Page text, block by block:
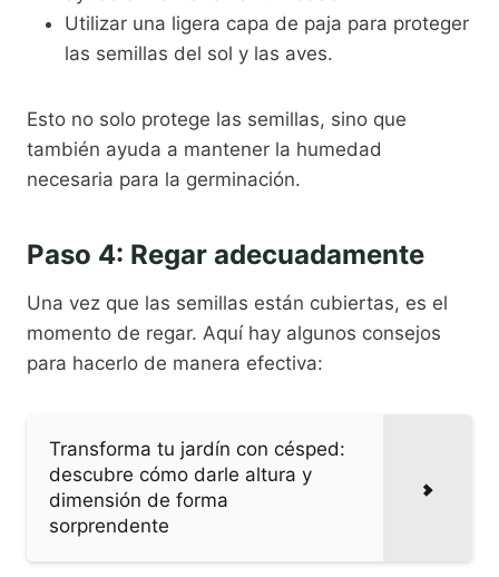
Utilizar una ligera capa de paja para proteger
las semillas del sol y las aves.
Esto no solo protege las semillas, sino que
también ayuda a mantener la humedad
necesaria para la germinación.
Paso 4: Regar adecuadamente
Una vez que las semillas están cubiertas, es el
momento de regar. Aquí hay algunos consejos
para hacerlo de manera efectiva:
Transforma tu jardín con césped:
descubre cómo darle altura y
dimensión de forma
sorprendente